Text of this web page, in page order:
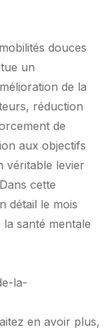
douces
un
de la
réduction
de
aux objectifs
véritable levier
cette
détail le mois
santé mentale
la-
en avoir plus,